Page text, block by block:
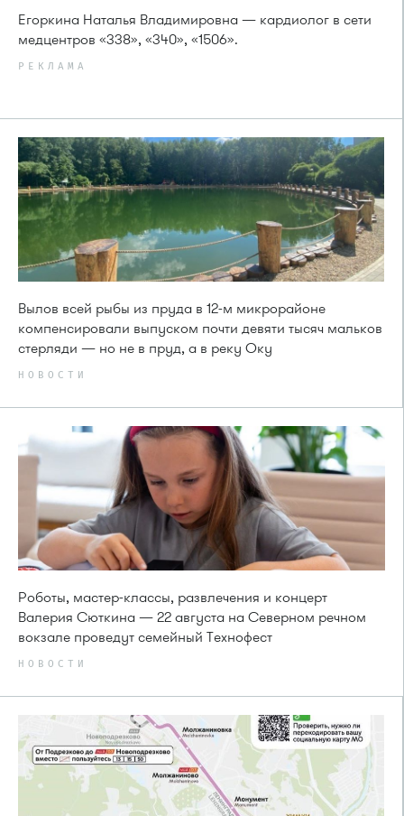
Егоркина Наталья Владимировна — кардиолог в сети
медцентров «338», «340», «1506».
РЕКЛАМА
Вылов всей рыбы из пруда в 12-м микрорайоне
компенсировали выпуском почти девяти тысяч мальков
стерляди — но не в пруд, а в реку Оку
НОВОСТИ
Роботы, мастер-классы, развлечения и концерт
Валерия Сюткина — 22 августа на Северном речном
вокзале проведут семейный Технофест
НОВОСТИ